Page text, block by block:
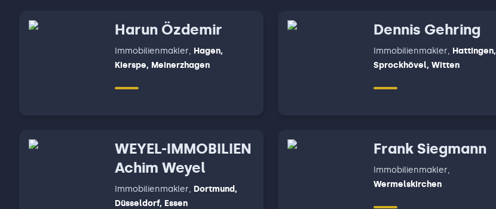
Harun Özdemir
Immobilienmakler, Hagen,
Kierspe, Meinerzhagen
Dennis Gehring
Immobilienmakler, Hattingen,
Sprockhövel, Witten
WEYEL-IMMOBILIEN
Achim Weyel
Immobilienmakler, Dortmund,
Düsseldorf, Essen
Frank Siegmann
Immobilienmakler,
Wermelskirchen